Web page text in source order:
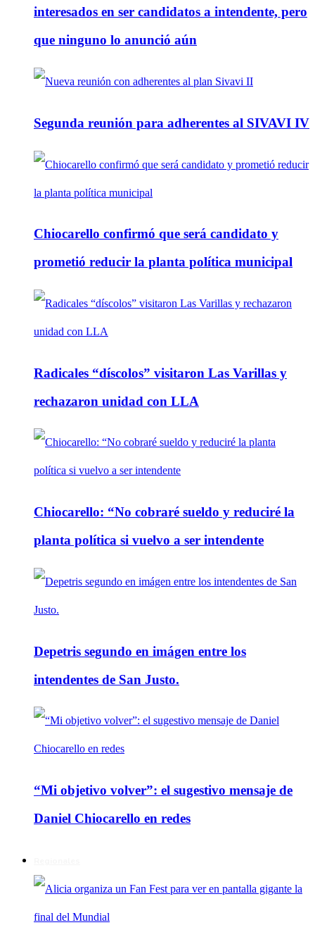
interesados en ser candidatos a intendente, pero
que ninguno lo anunció aún
Segunda reunión para adherentes al SIVAVI IV
Chiocarello confirmó que será candidato y
prometió reducir la planta política municipal
Radicales “díscolos” visitaron Las Varillas y
rechazaron unidad con LLA
Chiocarello: “No cobraré sueldo y reduciré la
planta política si vuelvo a ser intendente
Depetris segundo en imágen entre los
intendentes de San Justo.
“Mi objetivo volver”: el sugestivo mensaje de
Daniel Chiocarello en redes